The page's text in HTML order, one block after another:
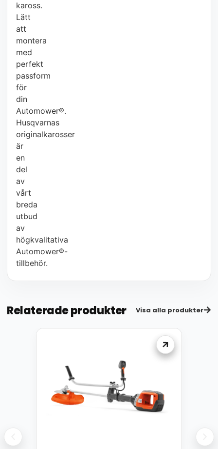
kaross.
Lätt
att
montera
med
perfekt
passform
för
din
Automower®.
Husqvarnas
originalkarosser
är
en
del
av
vårt
breda
utbud
av
högkvalitativa
Automower®-
tillbehör.
Relaterade produkter Visa alla produkter